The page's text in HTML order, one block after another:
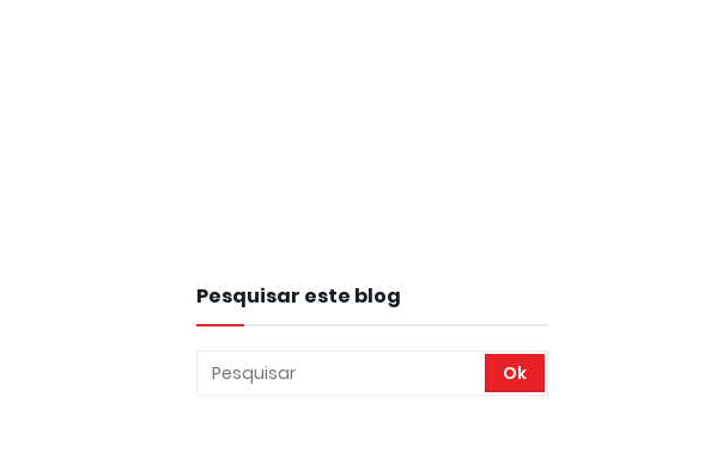
Pesquisar este blog